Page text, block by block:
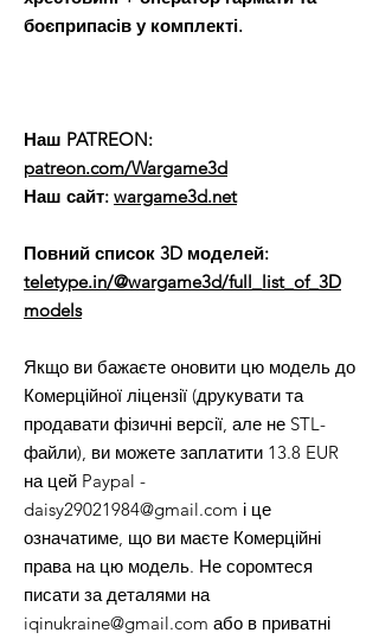
боєприпасів у комплекті.
Наш PATREON:
patreon.com/Wargame3d
Наш сайт: wargame3d.net
Повний список 3D моделей:
teletype.in/@wargame3d/full_list_of_3D
models
Якщо ви бажаєте оновити цю модель до
Комерційної ліцензії (друкувати та
продавати фізичні версії, але не STL-
файли), ви можете заплатити 13.8 EUR
на цей Paypal -
daisy29021984@gmail.com і це
означатиме, що ви маєте Комерційні
права на цю модель. Не соромтеся
писати за деталями на
iqinukraine@gmail.com або в приватні